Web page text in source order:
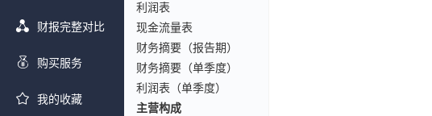
财报完整对比
购买服务
我的收藏
利润表
现金流量表
财务摘要（报告期）
财务摘要（单季度）
利润表（单季度）
主营构成